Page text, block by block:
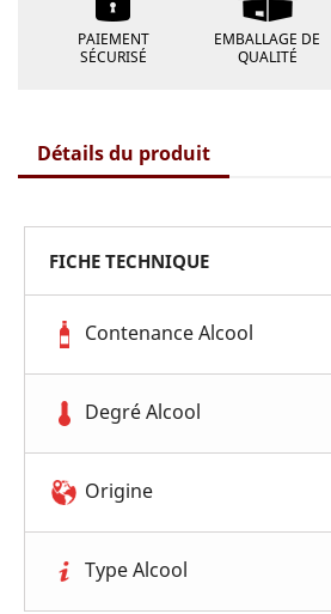
PAIEMENT
SÉCURISÉ
EMBALLAGE DE
QUALITÉ
Détails du produit
FICHE TECHNIQUE
Contenance Alcool
Degré Alcool
Origine
Type Alcool